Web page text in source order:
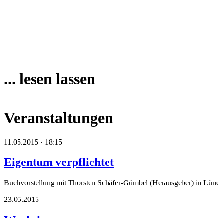
... lesen lassen
Veranstaltungen
11.05.2015 · 18:15
Eigentum verpflichtet
Buchvorstellung mit Thorsten Schäfer-Gümbel (Herausgeber) in
23.05.2015